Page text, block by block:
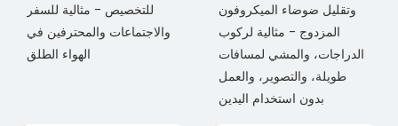
للتخصيص - مثالية للسفر
والاجتماعات والمحترفين في
الهواء الطلق
وتقليل ضوضاء الميكروفون
المزدوج - مثالية لركوب
الدراجات، والمشي لمسافات
طويلة، والتصوير، والعمل
بدون استخدام اليدين